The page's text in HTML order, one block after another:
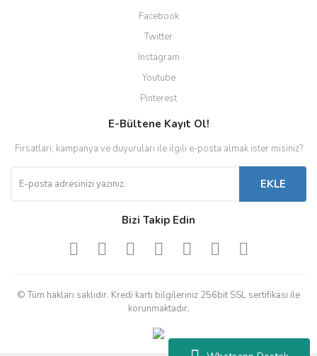
Facebook
Twitter
Instagram
Youtube
Pinterest
E-Bültene Kayıt Ol!
Fırsatları, kampanya ve duyuruları ile ilgili e-posta almak ister misiniz?
EKLE
Bizi Takip Edin
© Tüm hakları saklıdır. Kredi kartı bilgileriniz 256bit SSL sertifikası ile
korunmaktadır.